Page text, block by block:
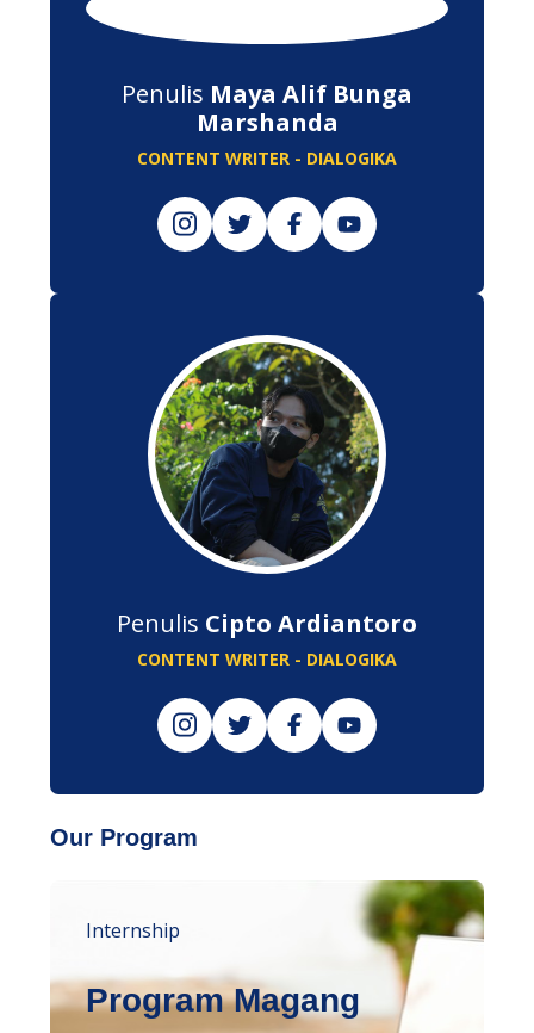
Penulis Maya Alif Bunga
Marshanda
CONTENT WRITER - DIALOGIKA
Penulis Cipto Ardiantoro
CONTENT WRITER - DIALOGIKA
Our Program
Internship
Program Magang